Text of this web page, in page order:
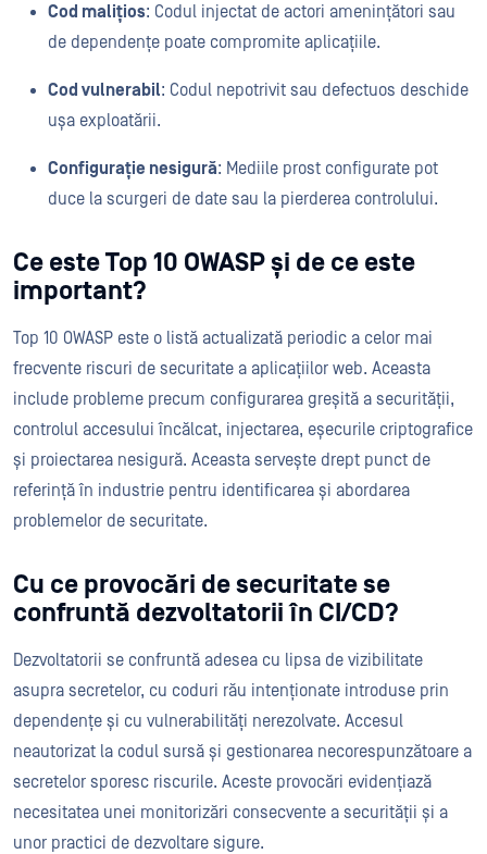
Cod malițios: Codul injectat de actori amenințători sau
de dependențe poate compromite aplicațiile.
Cod vulnerabil: Codul nepotrivit sau defectuos deschide
ușa exploatării.
Configurație nesigură: Mediile prost configurate pot
duce la scurgeri de date sau la pierderea controlului.
Ce este Top 10 OWASP și de ce este
important?
Top 10 OWASP este o listă actualizată periodic a celor mai
frecvente riscuri de securitate a aplicațiilor web. Aceasta
include probleme precum configurarea greșită a securității,
controlul accesului încălcat, injectarea, eșecurile criptografice
și proiectarea nesigură. Aceasta servește drept punct de
referință în industrie pentru identificarea și abordarea
problemelor de securitate.
Cu ce provocări de securitate se
confruntă dezvoltatorii în CI/CD?
Dezvoltatorii se confruntă adesea cu lipsa de vizibilitate
asupra secretelor, cu coduri rău intenționate introduse prin
dependențe și cu vulnerabilități nerezolvate. Accesul
neautorizat la codul sursă și gestionarea necorespunzătoare a
secretelor sporesc riscurile. Aceste provocări evidențiază
necesitatea unei monitorizări consecvente a securității și a
unor practici de dezvoltare sigure.